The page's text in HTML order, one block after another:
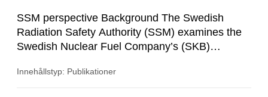
SSM perspective Background The Swedish
Radiation Safety Authority (SSM) examines the
Swedish Nuclear Fuel Company’s (SKB)
process according to the government’s licence
Innehållstyp: Publikationer